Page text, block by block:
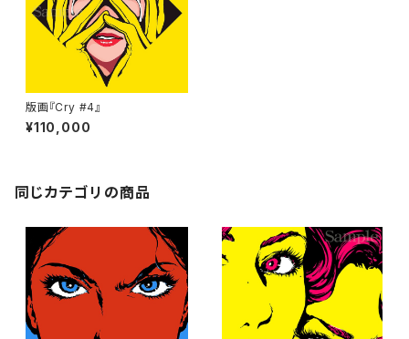
版画『Cry #4』
¥110,000
同じカテゴリの商品